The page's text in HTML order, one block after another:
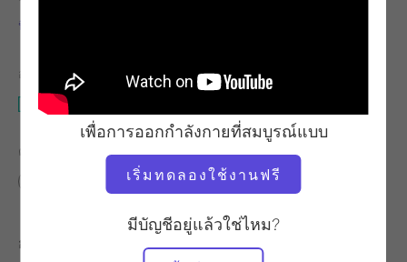
เพื่อการออกกำลังกายที่สมบูรณ์แบบ
เริ่มทดลองใช้งานฟรี
มีบัญชีอยู่แล้วใช่ไหม?
นิโคล สมิธ
อุปกรณ์ที่ต้องใช้
กระโดดบอร์ด
ค้นหาชั้นเรียนที่คล้ายคลึงกันสำหรับ
10 - 20 นาที กระโดดบอร์ด
การออกกำลังกายอื่น ๆ ที่คุณอาจชอบ